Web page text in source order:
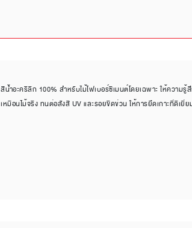
สีน้ำอะคริลิก 100% สำหรับไม้ไฟเบอร์ซีเมนต์โดยเฉพาะ ให้ความรู้
เหมือนไม้จริง ทนต่อสังสี UV และรอยขีดข่วน ให้การยึดเกาะที่ดีเยี่